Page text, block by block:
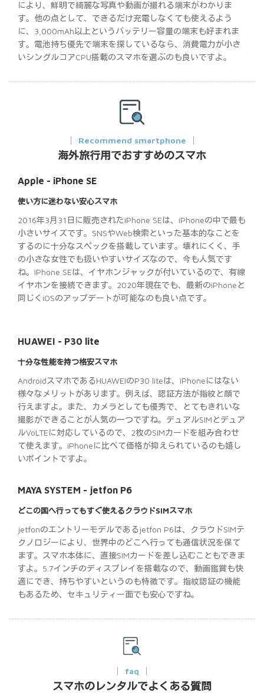
により、鮮明で綺麗な写真や動画が撮れる端末がわかりま
す。他の点として、できるだけ充電しなくても使えるよう
に、3,000mAh以上というバッテリー容量の端末も好まれま
す。電池持ち優先で端末を探しているなら、消費電力が小さ
いシングルコアCPU搭載のスマホを選ぶのも良いですよ。
Recommend smartphone
海外旅行用でおすすめのスマホ
Apple - iPhone SE
使い方に迷わない安心スマホ
2016年3月31日に販売されたiPhone SEは、iPhoneの中で最も
小さいサイズです。SNSやWeb検索といった基本的なことを
するのに十分なスペックを搭載しています。壊れにくく、手
の小さな女性でも扱いやすいサイズなので、今も人気です
ね。iPhone SEは、イヤホンジャックが付いているので、有線
イヤホンを接続できます。2020年現在でも、最新のiPhoneと
同じくiOSのアップデートが可能なのも良い点です。
HUAWEI - P30 lite
十分な性能を持つ格安スマホ
AndroidスマホであるHUAWEIのP30 liteは、iPhoneにはない
様々なメリットがあります。例えば、認証方法が指紋と顔で
行えますよ。また、カメラとしても優秀で、とてもきれいな
撮影ができることが人気の一つですね。デュアルSIMとデュア
ルVoLTEに対応しているので、2枚のSIMカードを組み合わせ
て使えます。iPhoneに比べて価格が抑えられているのも嬉し
いポイントですよ。
MAYA SYSTEM - jetfon P6
どこの国へ行ってもすぐ使えるクラウドSIMスマホ
jetfonのエントリーモデルであるjetfon P6は、クラウドSIMテ
クノロジーにより、世界中のどこへ行っても通信状況を保て
ます。スマホ本体に、直接SIMカードを差し込むこともできま
すよ。5.7インチのディスプレイを搭載なので、動画鑑賞も快
適にでき、持ちやすいというのも特徴です。指紋認証の機能
もあるため、セキュリティー面でも安心ですね。
faq
スマホのレンタルでよくある質問